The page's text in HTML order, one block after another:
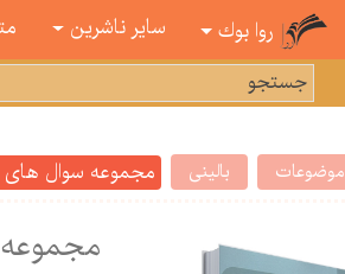
روا بوك سایر ناشرین
موضوعات بالینی مجموعه سوال های